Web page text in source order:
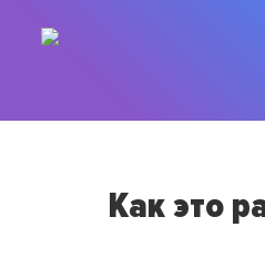
Как это